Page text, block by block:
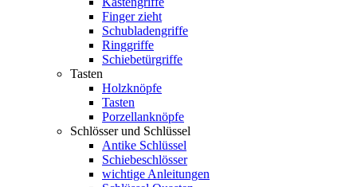
Finger zieht
Schubladengriffe
Ringgriffe
Schiebetürgriffe
Tasten
Holzknöpfe
Tasten
Porzellanknöpfe
Schlösser und Schlüssel
Antike Schlüssel
Schiebeschlösser
wichtige Anleitungen